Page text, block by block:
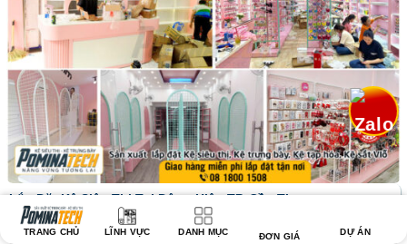
Lắp Đặt Kệ Siêu Thị Tại Đông Hiệp TP. Cần Thơ
TRANG CHỦ LĨNH VỰC DANH MỤC ĐƠN GIÁ DỰ ÁN